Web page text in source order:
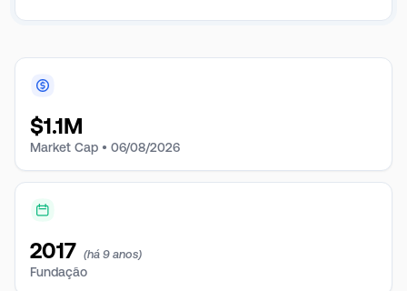
$1.1M
Market Cap • 06/08/2026
2017 (há 9 anos)
Fundação